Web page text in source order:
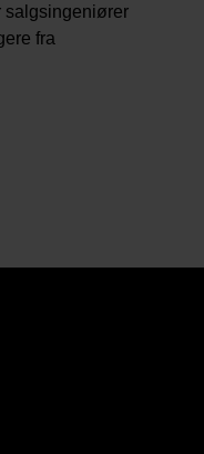
salgsingeniører
fra